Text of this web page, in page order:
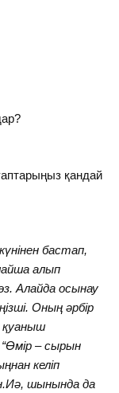
қандай
бастап,
алып
Алайда осынау
Оның әрбір
қуаныш
– сырын
келіп
шынында да